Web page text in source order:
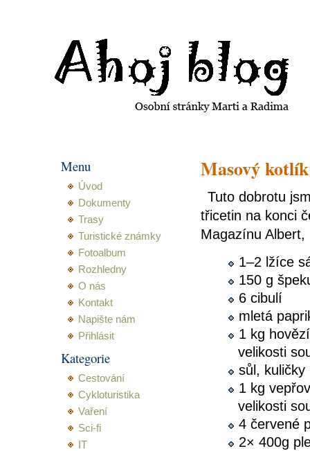
Ahoj blog Martiny a Radima
Masový kotlík
Tuto dobrotu
třicetin na konci
Magazínu
1–2 lžíce
150 g
6 cibulí
mletá
1 kg
velikosti
sůl,
1 kg
velikosti
4 červené
2× 400g
Menu
Úvod
Dokumenty
Trasy
Turistické známky
Fotoalbum
Rozhledny
O nás
Kontakt
Napište nám
Přihlásit
Kategorie
Cestování
Cykloturistika
Vaření
Sci-fi
IT